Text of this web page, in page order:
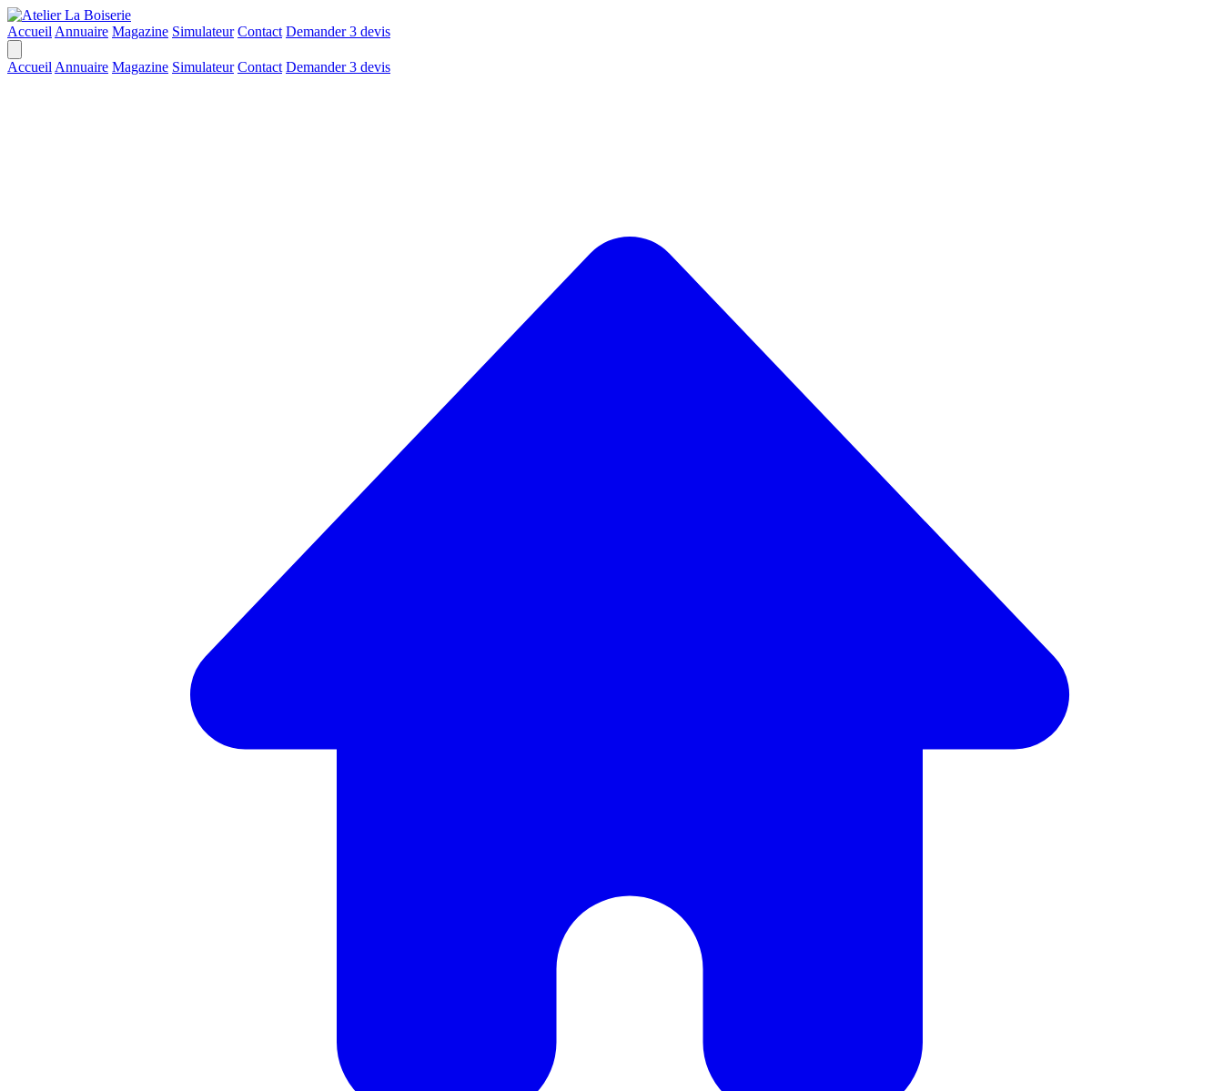
Accueil Annuaire Magazine Simulateur Contact Demander 3 devis
Accueil Annuaire Magazine Simulateur Contact Demander 3 devis